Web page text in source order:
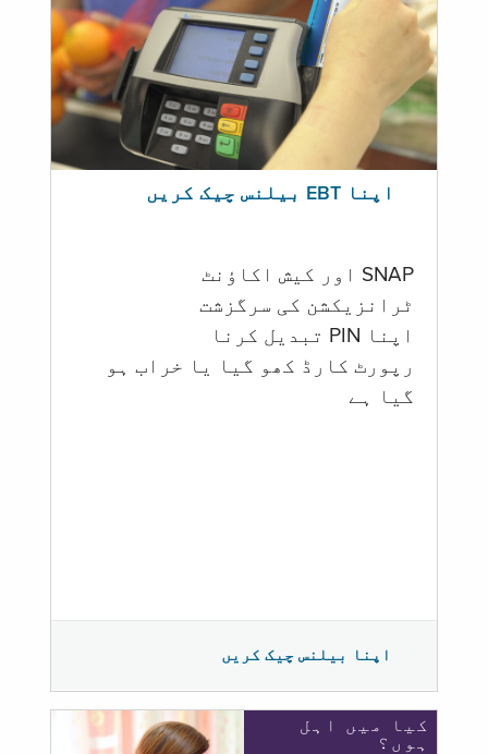
اپنا EBT بیلنس چیک کریں
SNAP اور کیش اکاؤنٹ
ٹرانزیکشن کی سرگزشت
اپنا PIN تبدیل کرنا
رپورٹ کارڈ کھو گیا یا خراب ہو
گيا ہے
اپنا بیلنس چیک کریں
کیا میں اہل
ہوں؟